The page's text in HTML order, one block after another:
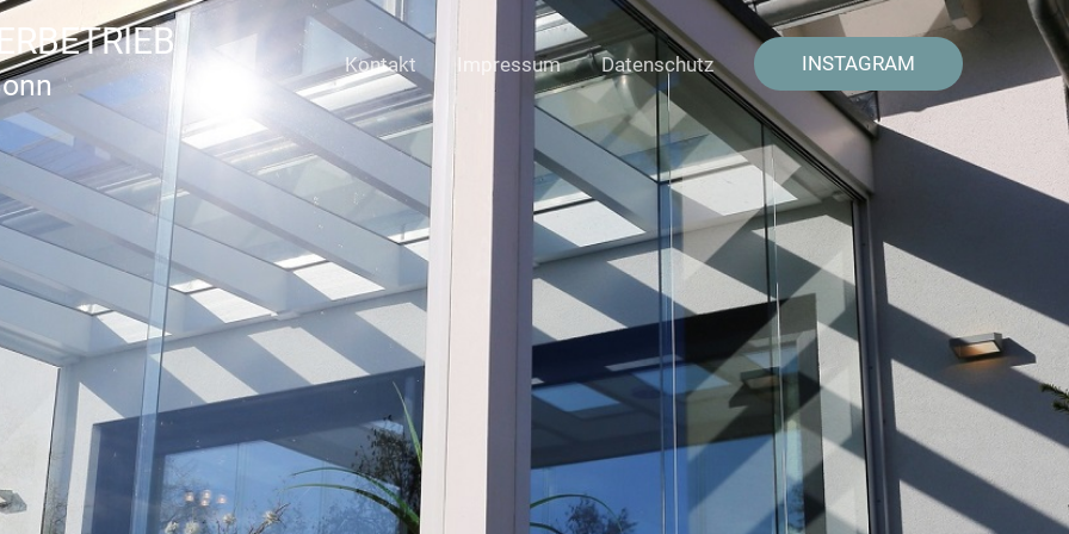
Kontakt Impressum Datenschutz INSTAGRAM